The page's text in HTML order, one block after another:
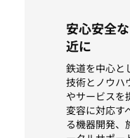
安心安全
近に
鉄道を中心と
技術とノウハ
やサービスを
変容に対応す
る機器開発、